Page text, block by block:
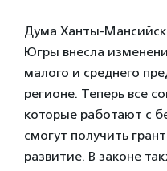
Дума Ханты-
Югры внесла
малого и среднего
регионе. Теперь все
которые работают с
смогут получить
развитие. В законе